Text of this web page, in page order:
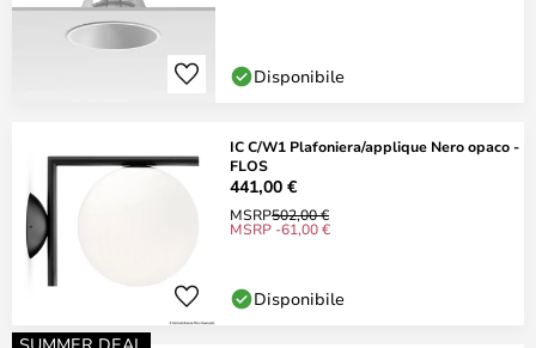
Disponibile
IC C/W1 Plafoniera/applique Nero opaco -
FLOS
441,00 €
MSRP502,00 €
MSRP -61,00 €
Disponibile